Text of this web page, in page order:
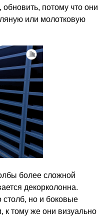
обновить, потому что они
или молотковую
более сложной
декорколонна.
столб, но и боковые
к тому же они визуально